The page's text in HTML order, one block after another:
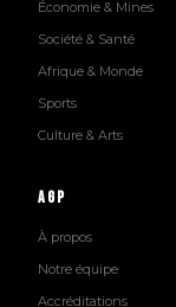
Économie & Mines
Société & Santé
Afrique & Monde
Sports
Culture & Arts
AGP
À propos
Notre équipe
Accréditations